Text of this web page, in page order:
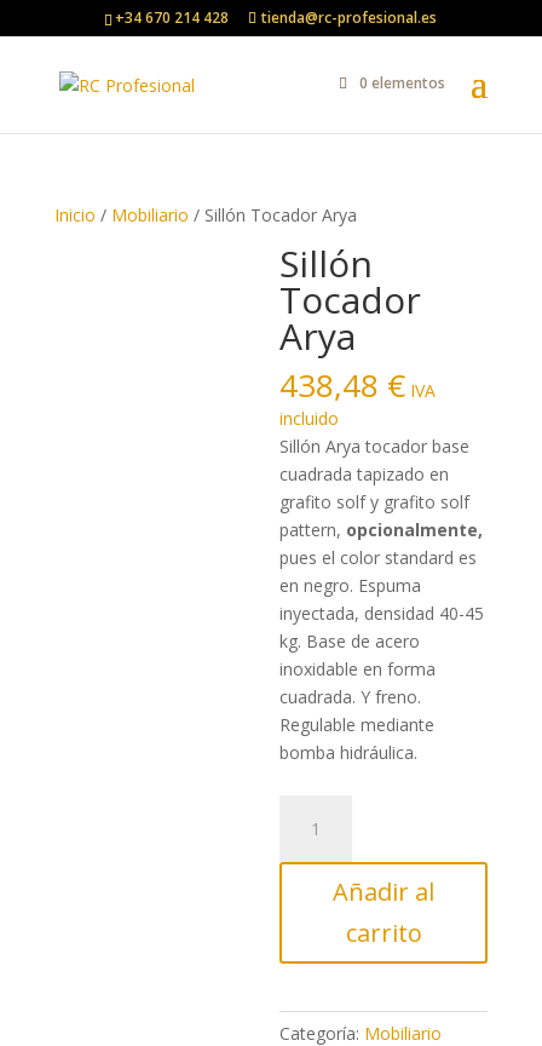
+34 670 214 428 tienda@rc-profesional.es
0 elementos
Inicio / Mobiliario / Sillón Tocador Arya
Sillón
Tocador
Arya
438,48 € IVA
incluido
Sillón Arya tocador base
cuadrada tapizado en
grafito solf y grafito solf
pattern, opcionalmente,
pues el color standard es
en negro. Espuma
inyectada, densidad 40-45
kg. Base de acero
inoxidable en forma
cuadrada. Y freno.
Regulable mediante
bomba hidráulica.
Tocador
Arya
cantidadAñadir al
carrito
Categoría: Mobiliario